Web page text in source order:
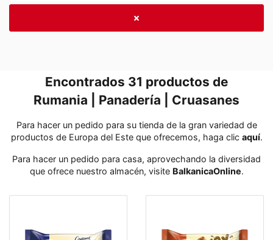
Encontrados 31 productos de
Rumania | Panadería | Cruasanes
Para hacer un pedido para su tienda de la gran variedad de
productos de Europa del Este que ofrecemos, haga clic aquí․
Para hacer un pedido para casa, aprovechando la diversidad
que ofrece nuestro almacén, visite BalkanicaOnline․